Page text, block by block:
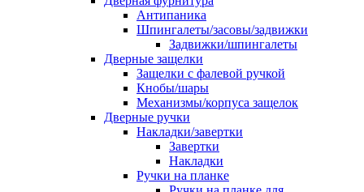
Антипаника
Шпингалеты/засовы/задвижки
Задвижки/шпингалеты
Дверные защелки
Защелки с фалевой ручкой
Кнобы/шары
Механизмы/корпуса защелок
Дверные ручки
Накладки/завертки
Завертки
Накладки
Ручки на планке